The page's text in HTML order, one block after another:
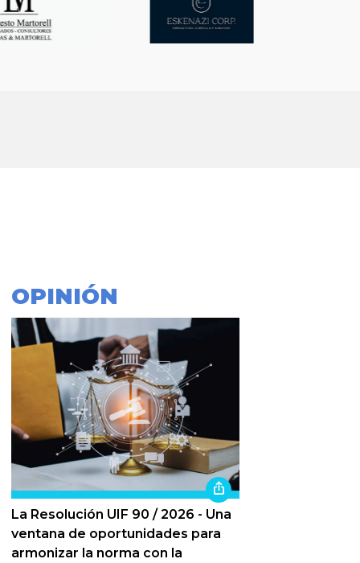
OPINIÓN
La Resolución UIF 90 / 2026 - Una
ventana de oportunidades para
armonizar la norma con la